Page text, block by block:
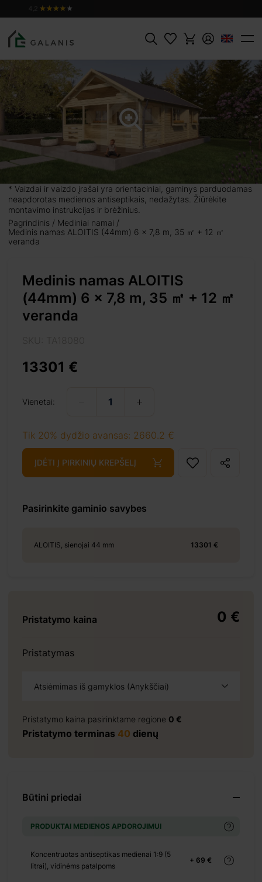
Paieška
* Vaizdai ir vaizdo įrašai yra orientaciniai, gaminys parduodamas
neapdorotas medienos antiseptikais, nedažytas. Žiūrėkite
montavimo instrukcijas ir brėžinius.
Pagrindinis
Mediniai namai
Medinis namas ALOITIS (44mm) 6 x 7,8 m, 35 ㎡ + 12 ㎡
veranda
Medinis namas ALOITIS
(44mm) 6 x 7,8 m, 35 ㎡ + 12 ㎡
veranda
13301 €
Vienetai:
Tik 20% dydžio avansas: 2660.2 €
ĮDĖTI Į PIRKINIŲ KREPŠELĮ
Pasirinkite gaminio savybes
ALOITIS, sienojai 44 mm 13301 €
Pristatymo kaina 0 €
Pristatymas
Atsiėmimas iš gamyklos (Anykščiai)
Pristatymo kaina pasirinktame regione 0 €
Pristatymo terminas 40 dienų
Būtini priedai
PRODUKTAI MEDIENOS APDOROJIMUI
+ 69 €
Koncentruotas antiseptikas medienai 1:9 (5
litrai), vidinėms patalpoms
ALOITIS, sienojai 44 mm
13301 €
PIRKINIŲ
㎡
35 m² erdvės
medienos.
svetainę ir
paskirtims.
prie jūros,
tvarumą,
veranda/
+ 0 €